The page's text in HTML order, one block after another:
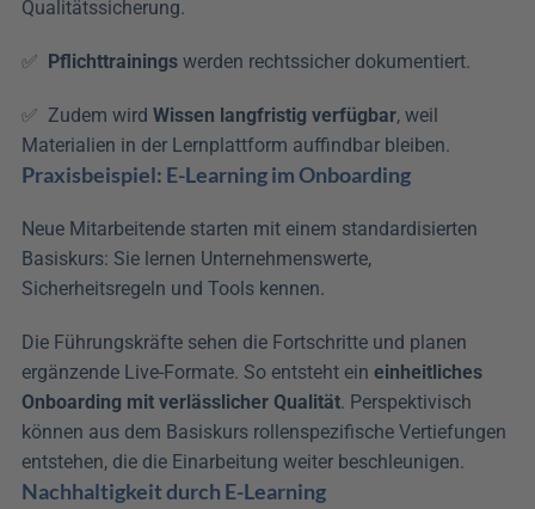
Qualitätssicherung.
✅ Pflichttrainings werden rechtssicher dokumentiert.
✅  Zudem wird Wissen langfristig verfügbar, weil
Materialien in der Lernplattform auffindbar bleiben.
Praxisbeispiel: E-Learning im Onboarding
Neue Mitarbeitende starten mit einem standardisierten
Basiskurs: Sie lernen Unternehmenswerte,
Sicherheitsregeln und Tools kennen.
Die Führungskräfte sehen die Fortschritte und planen
ergänzende Live-Formate. So entsteht ein einheitliches
Onboarding mit verlässlicher Qualität. Perspektivisch
können aus dem Basiskurs rollenspezifische Vertiefungen
entstehen, die die Einarbeitung weiter beschleunigen.
Nachhaltigkeit durch E-Learning